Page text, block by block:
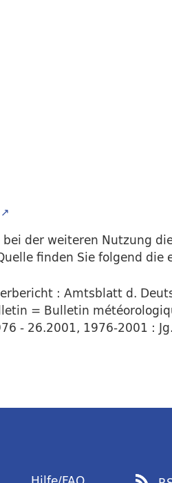
der weiteren Nutzung
finden Sie folgend die
: Amtsblatt d.
= Bulletin
- 26.2001, 1976-2001 :